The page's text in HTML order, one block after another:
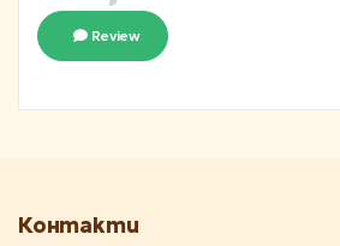
Review
Контакти